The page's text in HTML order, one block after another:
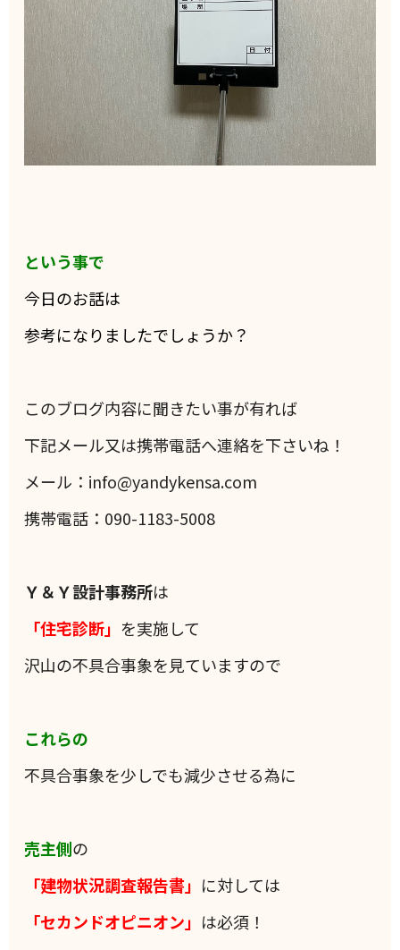
という事で
今日のお話は
参考になりましたでしょうか？
このブログ内容に聞きたい事が有れば
下記メール又は携帯電話へ連絡を下さいね！
メール：info@yandykensa.com
携帯電話：090-1183-5008
Ｙ＆Ｙ設計事務所は
「住宅診断」 を実施して
沢山の不具合事象を見ていますので
これらの
不具合事象を少しでも減少させる為に
売主側の
「建物状況調査報告書」 に対しては
「セカンドオピニオン」 は必須！